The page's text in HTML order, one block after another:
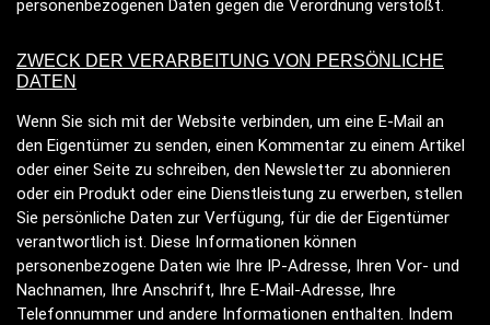
personenbezogenen Daten gegen die Verordnung verstößt.
ZWECK DER VERARBEITUNG VON PERSÖNLICHE
DATEN
Wenn Sie sich mit der Website verbinden, um eine E-Mail an
den Eigentümer zu senden, einen Kommentar zu einem Artikel
oder einer Seite zu schreiben, den Newsletter zu abonnieren
oder ein Produkt oder eine Dienstleistung zu erwerben, stellen
Sie persönliche Daten zur Verfügung, für die der Eigentümer
verantwortlich ist. Diese Informationen können
personenbezogene Daten wie Ihre IP-Adresse, Ihren Vor- und
Nachnamen, Ihre Anschrift, Ihre E-Mail-Adresse, Ihre
Telefonnummer und andere Informationen enthalten. Indem